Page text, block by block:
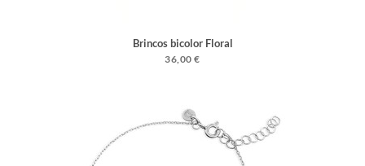
Brincos bicolor Floral
36,00 €